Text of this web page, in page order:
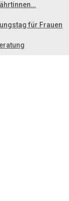
für Frauen